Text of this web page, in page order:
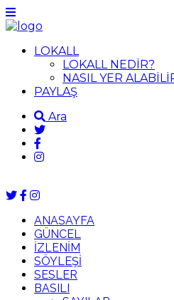
LOKALL
LOKALL NEDİR?
NASIL YER
PAYLAŞ
Ara
ANASAYFA
GÜNCEL
İZLENİM
SÖYLEŞİ
SESLER
BASILI